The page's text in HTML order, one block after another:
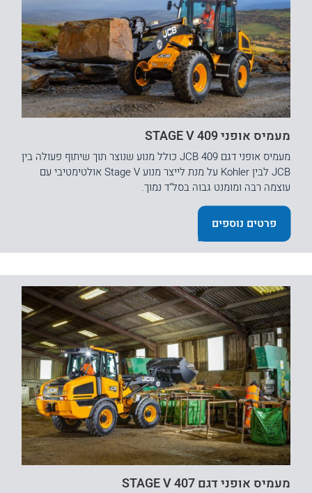
מעמיס אופני STAGE V 409
מעמיס אופני דגם JCB 409 כולל מנוע שנוצר תוך שיתוף פעולה בין
JCB לבין Kohler על מנת לייצר מנוע Stage V אולטימטיבי עם
עוצמה רבה ומומנט גבוה בסל"ד נמוך.
פרטים נוספים
מעמיס אופני דגם 407 STAGE V